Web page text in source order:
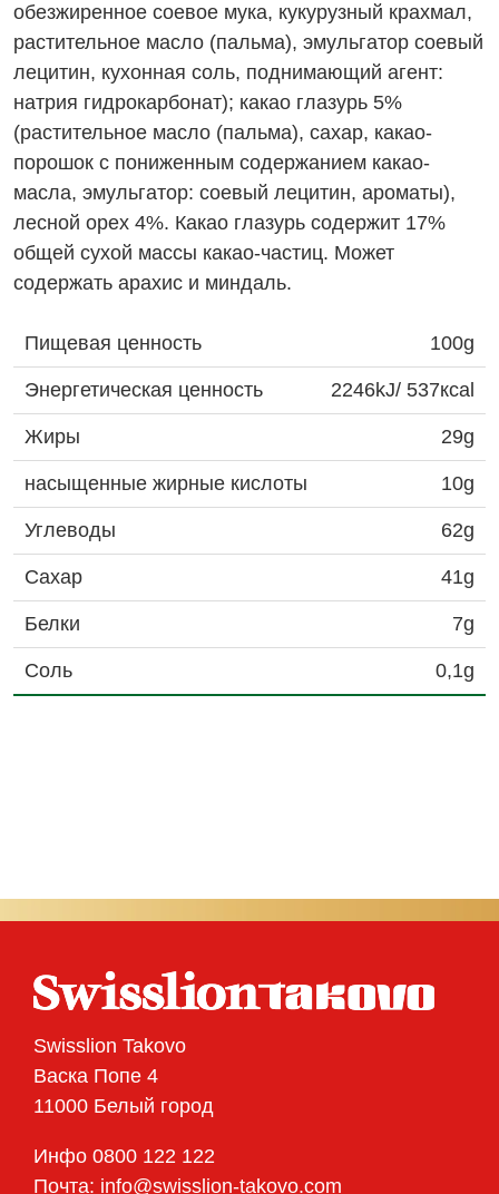
обезжиренное соевоемука, кукурузный крахмал,
растительное масло (пальма), эмульгатор соевый
лецитин, кухонная соль, поднимающий агент:
натрия гидрокарбонат); какао глазурь 5%
(растительное масло (пальма), сахар, какао-
порошок с пониженным содержанием какао-
масла, эмульгатор: соевый лецитин, ароматы),
лесной орех4%. Какао глазурь содержит 17%
общей сухой массы какао-частиц. Может
содержать арахиси миндаль.
Пищевая ценность 100g
Энергетическая ценность 2246kJ/ 537кcal
Жиры 29g
насыщенные жирные кислоты 10g
Углеводы 62g
Сахар 41g
Белки 7g
Соль 0,1g
Swisslion Takovo
Васка Попе 4
11000 Белый город
Инфо 0800 122 122
Почта: info@swisslion-takovo.com